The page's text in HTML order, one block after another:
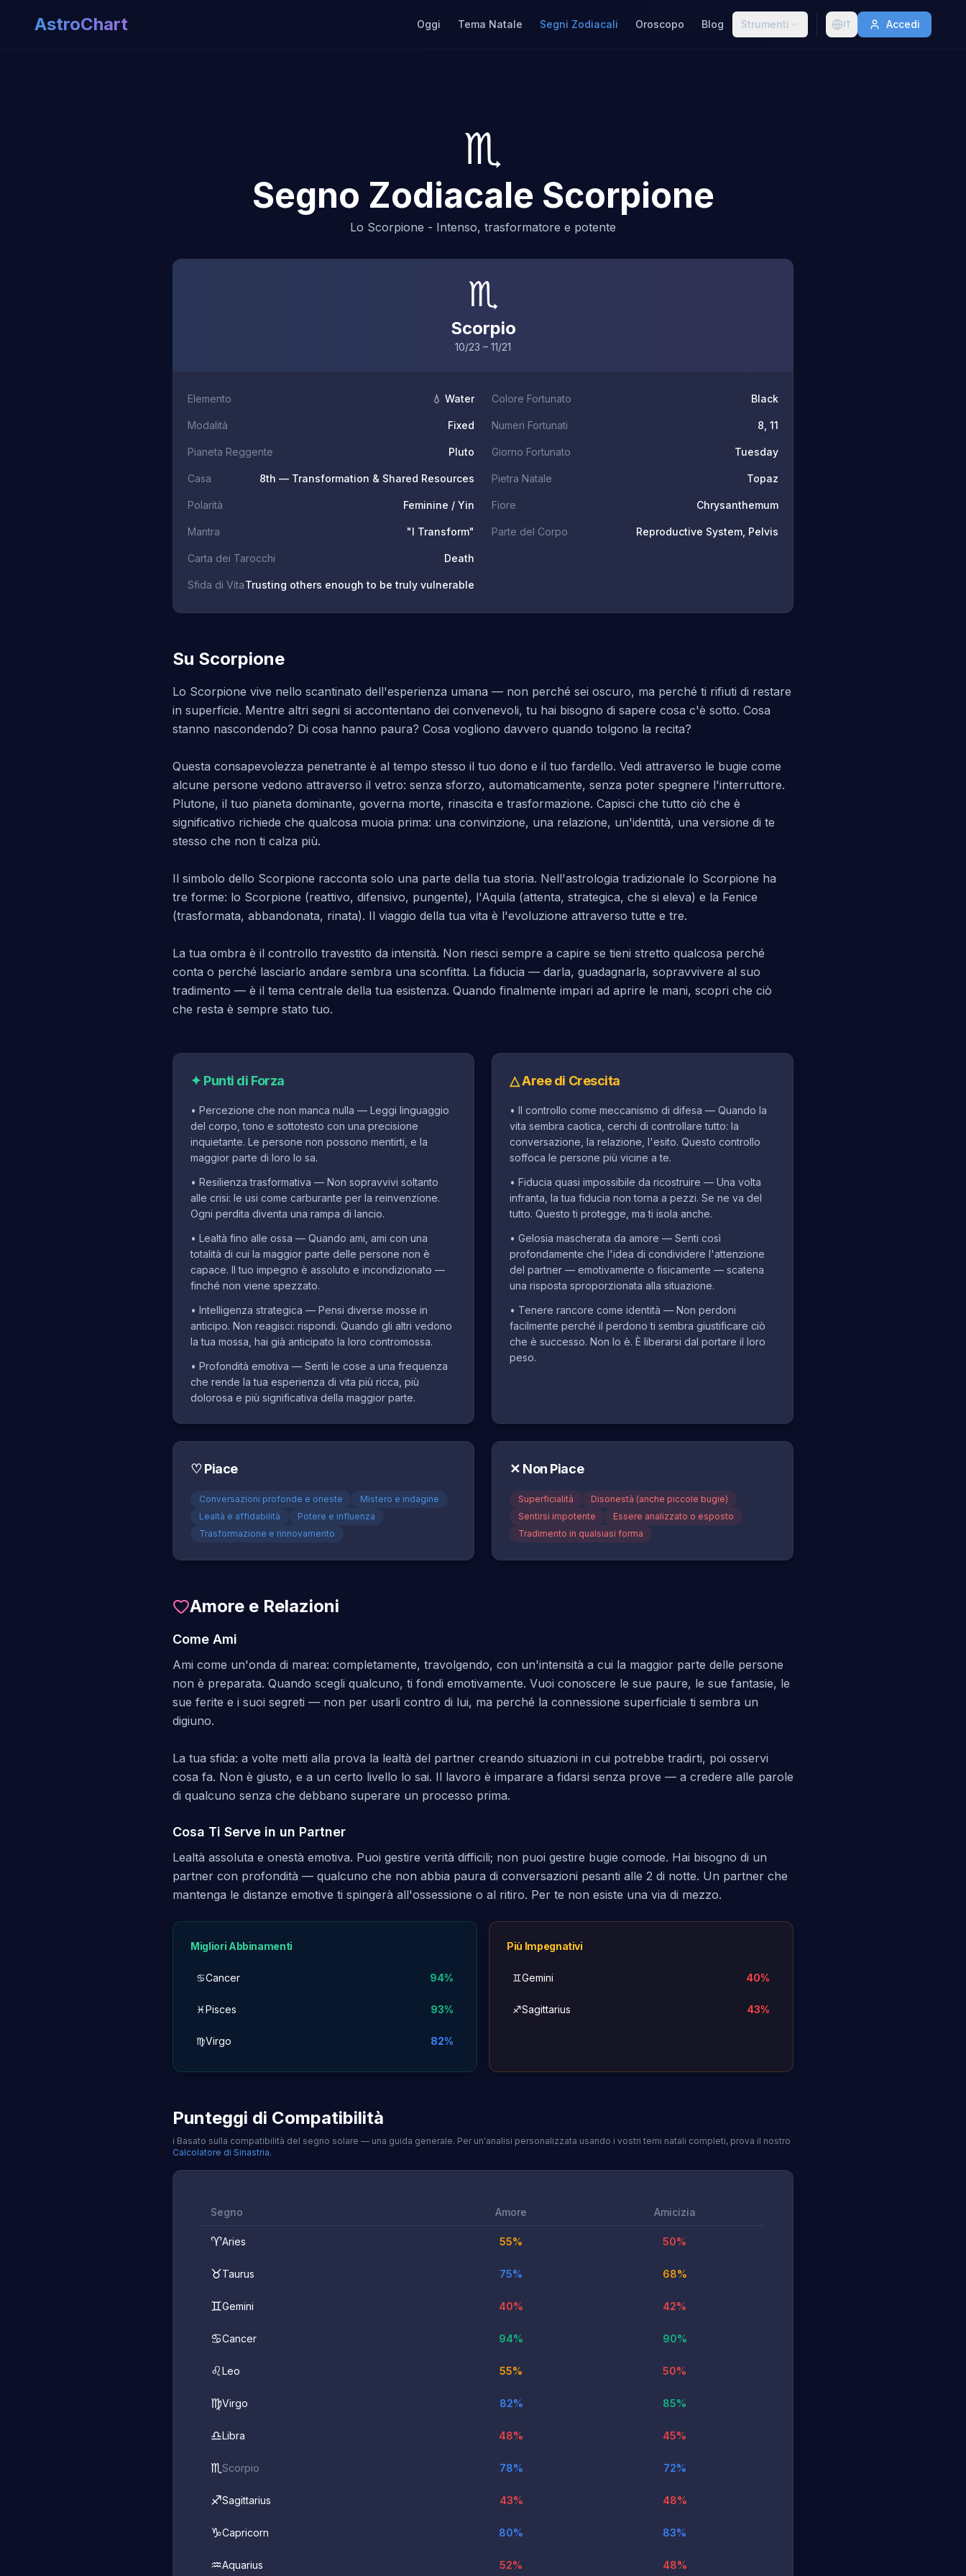
AstroChart Oggi Tema Natale Segni Zodiacali Oroscopo Blog Strumenti IT Accedi
♏
Segno Zodiacale Scorpione
Lo Scorpione - Intenso, trasformatore e potente
♏
Scorpio
10/23 – 11/21
Elemento 💧 Water
Modalità Fixed
Pianeta Reggente Pluto
Casa 8th — Transformation & Shared Resources
Polarità Feminine / Yin
Mantra "I Transform"
Carta dei Tarocchi Death
Sfida di VitaTrusting others enough to be truly vulnerable
Colore Fortunato Black
Numeri Fortunati 8, 11
Giorno Fortunato Tuesday
Pietra Natale Topaz
Fiore Chrysanthemum
Parte del Corpo Reproductive System, Pelvis
Su Scorpione
Lo Scorpione vive nello scantinato dell'esperienza umana — non perché sei oscuro, ma perché ti rifiuti di restare
in superficie. Mentre altri segni si accontentano dei convenevoli, tu hai bisogno di sapere cosa c'è sotto. Cosa
stanno nascondendo? Di cosa hanno paura? Cosa vogliono davvero quando tolgono la recita?
Questa consapevolezza penetrante è al tempo stesso il tuo dono e il tuo fardello. Vedi attraverso le bugie come
alcune persone vedono attraverso il vetro: senza sforzo, automaticamente, senza poter spegnere l'interruttore.
Plutone, il tuo pianeta dominante, governa morte, rinascita e trasformazione. Capisci che tutto ciò che è
significativo richiede che qualcosa muoia prima: una convinzione, una relazione, un'identità, una versione di te
stesso che non ti calza più.
Il simbolo dello Scorpione racconta solo una parte della tua storia. Nell'astrologia tradizionale lo Scorpione ha
tre forme: lo Scorpione (reattivo, difensivo, pungente), l'Aquila (attenta, strategica, che si eleva) e la Fenice
(trasformata, abbandonata, rinata). Il viaggio della tua vita è l'evoluzione attraverso tutte e tre.
La tua ombra è il controllo travestito da intensità. Non riesci sempre a capire se tieni stretto qualcosa perché
conta o perché lasciarlo andare sembra una sconfitta. La fiducia — darla, guadagnarla, sopravvivere al suo
tradimento — è il tema centrale della tua esistenza. Quando finalmente impari ad aprire le mani, scopri che ciò
che resta è sempre stato tuo.
✦ Punti di Forza
• Percezione che non manca nulla — Leggi linguaggio
del corpo, tono e sottotesto con una precisione
inquietante. Le persone non possono mentirti, e la
maggior parte di loro lo sa.
• Resilienza trasformativa — Non sopravvivi soltanto
alle crisi: le usi come carburante per la reinvenzione.
Ogni perdita diventa una rampa di lancio.
• Lealtà fino alle ossa — Quando ami, ami con una
totalità di cui la maggior parte delle persone non è
capace. Il tuo impegno è assoluto e incondizionato —
finché non viene spezzato.
• Intelligenza strategica — Pensi diverse mosse in
anticipo. Non reagisci: rispondi. Quando gli altri vedono
la tua mossa, hai già anticipato la loro contromossa.
• Profondità emotiva — Senti le cose a una frequenza
che rende la tua esperienza di vita più ricca, più
dolorosa e più significativa della maggior parte.
△Aree di Crescita
• Il controllo come meccanismo di difesa — Quando la
vita sembra caotica, cerchi di controllare tutto: la
conversazione, la relazione, l'esito. Questo controllo
soffoca le persone più vicine a te.
• Fiducia quasi impossibile da ricostruire — Una volta
infranta, la tua fiducia non torna a pezzi. Se ne va del
tutto. Questo ti protegge, ma ti isola anche.
• Gelosia mascherata da amore — Senti così
profondamente che l'idea di condividere l'attenzione
del partner — emotivamente o fisicamente — scatena
una risposta sproporzionata alla situazione.
• Tenere rancore come identità — Non perdoni
facilmente perché il perdono ti sembra giustificare ciò
che è successo. Non lo è. È liberarsi dal portare il loro
peso.
♡Piace
Conversazioni profonde e oneste
Mistero e indagine
Lealtà e affidabilità
Potere e influenza
Trasformazione e rinnovamento
✕ Non Piace
Superficialità
Disonestà (anche piccole bugie)
Sentirsi impotente
Essere analizzato o esposto
Tradimento in qualsiasi forma
Amore e Relazioni
Come Ami
Ami come un'onda di marea: completamente, travolgendo, con un'intensità a cui la maggior parte delle persone
non è preparata. Quando scegli qualcuno, ti fondi emotivamente. Vuoi conoscere le sue paure, le sue fantasie, le
sue ferite e i suoi segreti — non per usarli contro di lui, ma perché la connessione superficiale ti sembra un
digiuno.
La tua sfida: a volte metti alla prova la lealtà del partner creando situazioni in cui potrebbe tradirti, poi osservi
cosa fa. Non è giusto, e a un certo livello lo sai. Il lavoro è imparare a fidarsi senza prove — a credere alle parole
di qualcuno senza che debbano superare un processo prima.
Cosa Ti Serve in un Partner
Lealtà assoluta e onestà emotiva. Puoi gestire verità difficili; non puoi gestire bugie comode. Hai bisogno di un
partner con profondità — qualcuno che non abbia paura di conversazioni pesanti alle 2 di notte. Un partner che
mantenga le distanze emotive ti spingerà all'ossessione o al ritiro. Per te non esiste una via di mezzo.
Migliori Abbinamenti
♋Cancer 94%
♓Pisces 93%
♍Virgo 82%
Più Impegnativi
♊Gemini 40%
♐Sagittarius 43%
Punteggi di Compatibilità
ℹ️ Basato sulla compatibilità del segno solare — una guida generale. Per un'analisi personalizzata usando i vostri temi natali completi, prova il nostro
Calcolatore di Sinastria.
Segno Amore Amicizia
♈Aries 55% 50%
♉Taurus 75% 68%
♊Gemini 40% 42%
♋Cancer 94% 90%
♌Leo 55% 50%
♍Virgo 82% 85%
♎Libra 48% 45%
♏ Scorpio 78% 72%
♐Sagittarius 43% 48%
♑Capricorn 80% 83%
♒Aquarius 52% 48%